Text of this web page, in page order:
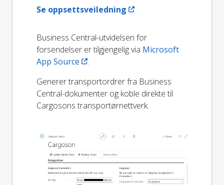
Se oppsettsveiledning
Business Central-utvidelsen for
forsendelser er tilgjengelig via Microsoft
App Source
.
Generer transportordrer fra Business
Central-dokumenter og koble direkte til
Cargosons transportørnettverk.